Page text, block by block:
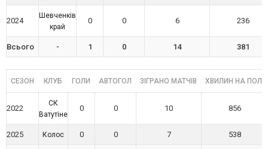
2024
Шевченків
край
0 0 6 236
Всього - 1 0 14 381
СЕЗОН КЛУБ ГОЛИ АВТОГОЛ ЗІГРАНО МАТЧІВ ХВИЛИН НА ПОЛІ
2022
СК
Ватутіне
0 0 10 856
2025 Колос 0 0 7 538